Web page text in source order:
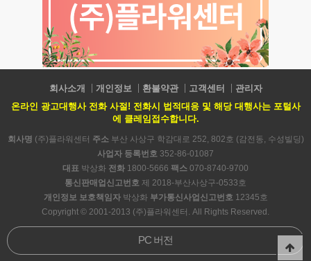
회사소개 개인정보 환불약관 고객센터
관리자
온라인 광고대행사 전화 사절! 전화시 법적대응 및 해당 대행사는 포털사
에 클레임접수합니다.
회사명 (주)플라워센터 주소부산 사상구 학감대로 252, 802호 (감전동, 수성빌딩)
사업자 등록번호 352-86-01087
대표 박상화 전화 1800-5666 팩스 070-8740-9700
통신판매업신고번호 제 2018-부산사상구-0533호
개인정보 보호책임자박상화 부가통신사업신고번호12345호
Copyright © 2001-2013 (주)플라워센터. All Rights Reserved.
PC 버전